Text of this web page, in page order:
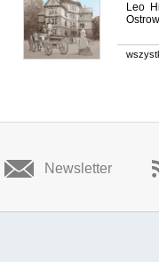
Leo
Newsletter